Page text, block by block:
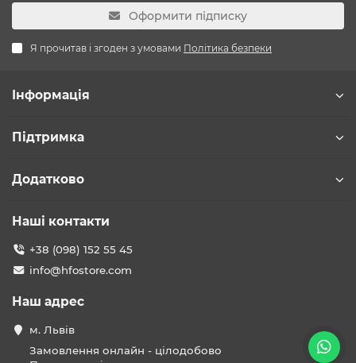
Оформити підписку
Я прочитав і згоден з умовами Політика безпеки
Інформація
Підтримка
Додатково
Наші контакти
+38 (098) 152 55 45
info@hfostore.com
Наш адрес
м. Львів
Замовлення онлайн - цілодобово